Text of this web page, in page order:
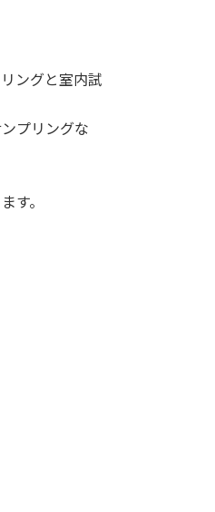
ングと室内試
プリングな
す。